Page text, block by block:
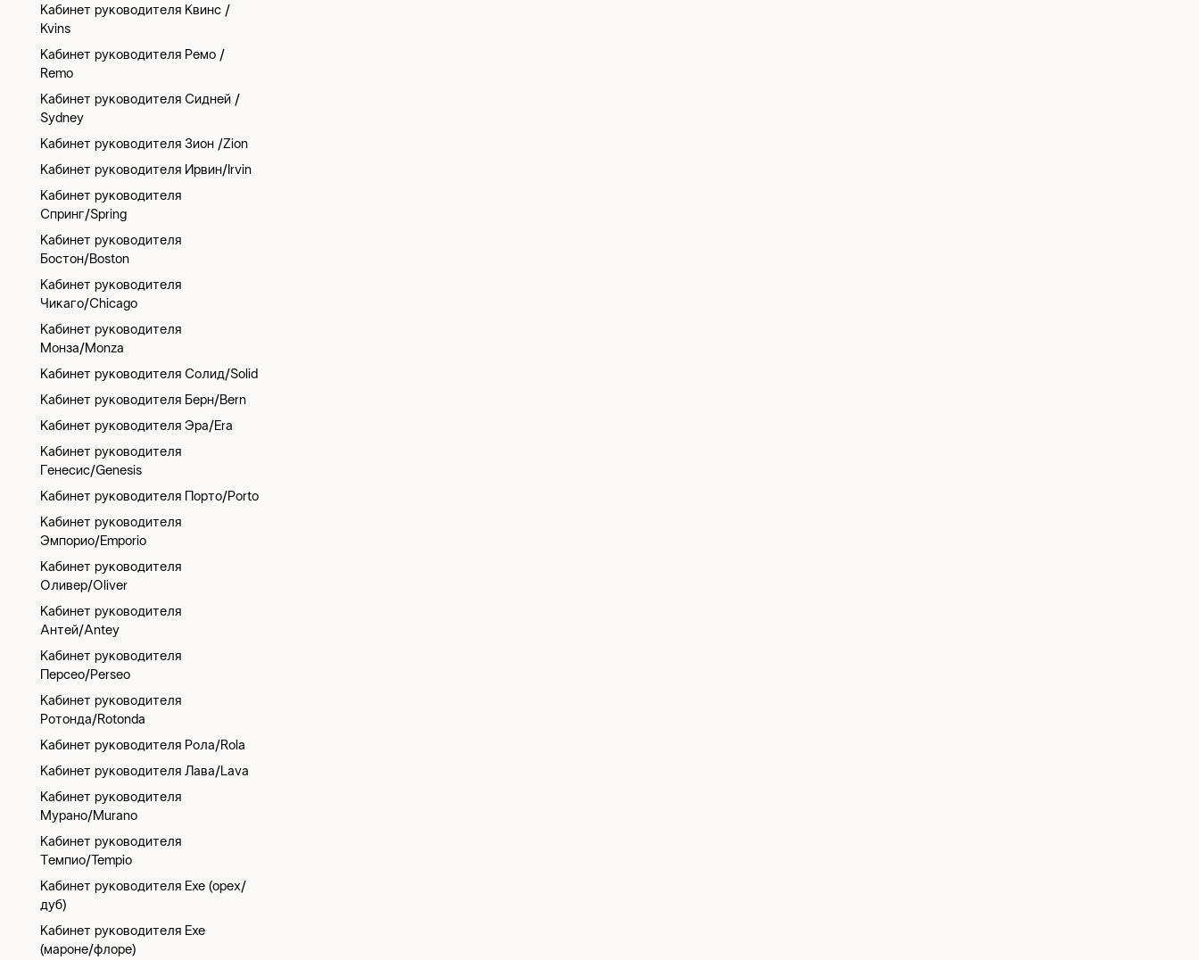
Кабинет руководителя Квинс /
Kvins
Кабинет руководителя Ремо /
Remo
Кабинет руководителя Сидней /
Sydney
Кабинет руководителя Зион /Zion
Кабинет руководителя Ирвин/Irvin
Кабинет руководителя
Спринг/Spring
Кабинет руководителя
Бостон/Boston
Кабинет руководителя
Чикаго/Chicago
Кабинет руководителя
Монза/Monza
Кабинет руководителя Солид/Solid
Кабинет руководителя Берн/Bern
Кабинет руководителя Эра/Era
Кабинет руководителя
Генесис/Genesis
Кабинет руководителя Порто/Porto
Кабинет руководителя
Эмпорио/Emporio
Кабинет руководителя
Оливер/Oliver
Кабинет руководителя
Антей/Antey
Кабинет руководителя
Персео/Perseo
Кабинет руководителя
Ротонда/Rotonda
Кабинет руководителя Рола/Rola
Кабинет руководителя Лава/Lava
Кабинет руководителя
Мурано/Murano
Кабинет руководителя
Темпио/Tempio
Кабинет руководителя Exe (орех/
дуб)
Кабинет руководителя Exe
(мароне/флоре)